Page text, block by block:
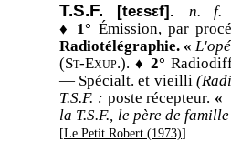
T.S.F. [teεsεf]. n. f.
♦ 1° Émission, par
Radiotélégraphie. «
(St-Exup.). ♦ 2°
— Spécialt. et vieilli
T.S.F. : poste récepteur. «
la T.S.F., le père de
[Le Petit Robert (1973)]